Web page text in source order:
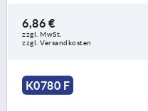
6,86 €
zzgl. MwSt.
zzgl. Versandkosten
K0780 F